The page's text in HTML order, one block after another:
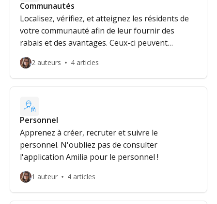
Communautés
Localisez, vérifiez, et atteignez les résidents de
votre communauté afin de leur fournir des
rabais et des avantages. Ceux-ci peuvent
également inclure l'admissibilité aux
programmes, subventions et bourses du
gouvernement.
2 auteurs 4 articles
Personnel
Apprenez à créer, recruter et suivre le
personnel. N'oubliez pas de consulter
l'application Amilia pour le personnel !
1 auteur 4 articles